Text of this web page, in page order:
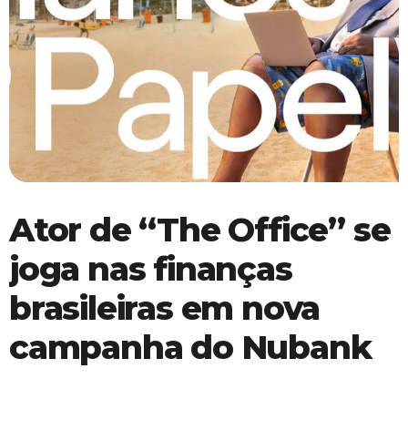
Ator de “The Office” se
joga nas finanças
brasileiras em nova
campanha do Nubank